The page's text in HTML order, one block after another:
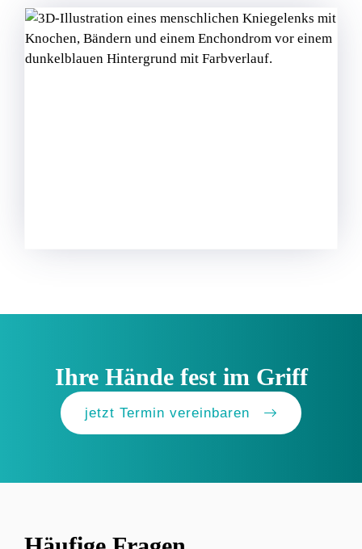
Ihre Hände fest im Griff
jetzt Termin vereinbaren